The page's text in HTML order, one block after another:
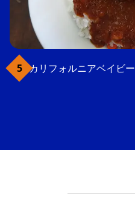
カリフォルニアベイビー